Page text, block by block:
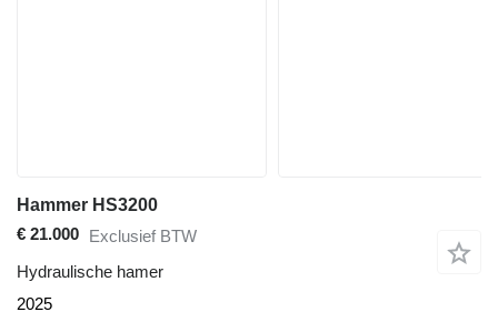
Hammer HS3200
€ 21.000 Exclusief BTW
Hydraulische hamer
2025